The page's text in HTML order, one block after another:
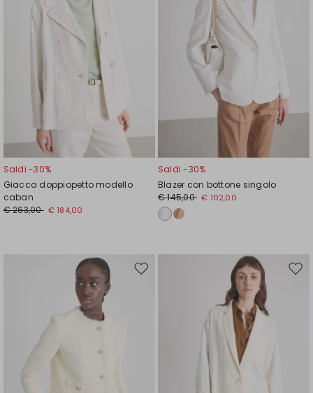
Saldi -30%
Giacca doppiopetto modello
caban
€ 263,00 € 184,00
Saldi -30%
Blazer con bottone singolo
€ 145,00 € 102,00
Sposta